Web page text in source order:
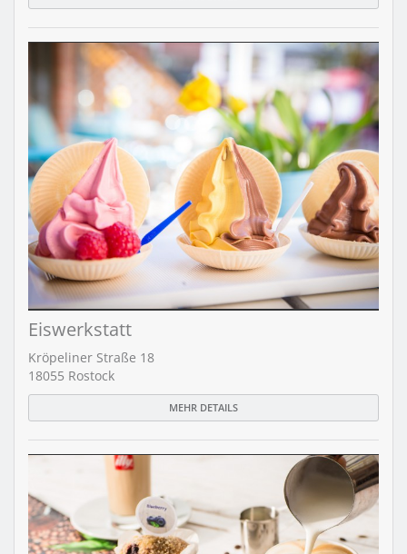
Eiswerkstatt
Kröpeliner Straße 18
18055 Rostock
MEHR DETAILS